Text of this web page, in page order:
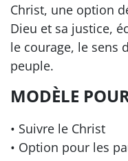
Christ, une option
Dieu et sa justice,
le courage, le sens
peuple.
MODÈLE
• Suivre le Christ
• Option pour les